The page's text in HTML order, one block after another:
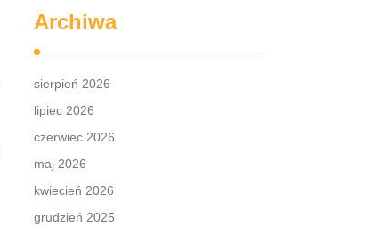
Archiwa
sierpień 2026
lipiec 2026
czerwiec 2026
maj 2026
kwiecień 2026
grudzień 2025